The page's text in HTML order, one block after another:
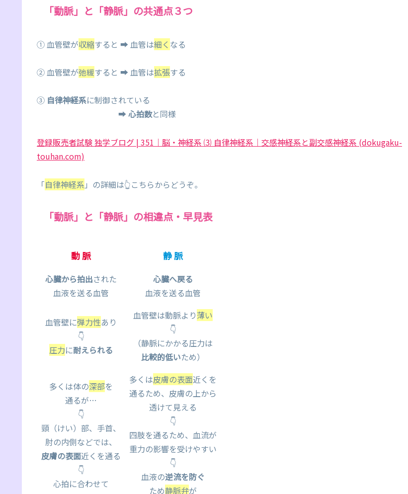
「動脈」と「静脈」の共通点３つ
① 血管壁が収縮すると ➡ 血管は細く なる
② 血管壁が弛緩すると ➡ 血管は拡張する
③ 自律神経系に制御されている
➡心拍数と同様
登録販売者試験 独学ブログ | 351｜脳・神経系 ⑶ 自律神経系｜交感神経系と副交感神経系 (dokugaku-
touhan.com)
「自律神経系 」の詳細は👆こちらからどうぞ。
「動脈」と「静脈」の相違点・早見表
動 脈 静 脈
心臓から拍出された
血液を送る血管
心臓へ戻る
血液を送る血管
血管壁に弾力性あり
👇
圧力に耐えられる
血管壁は動脈より薄い
👇
（静脈にかかる圧力は
比較的低いため）
多くは体の深部を
通るが…
👇
頸（けい）部、手首、
肘の内側などでは、
皮膚の表面近くを通る
👇
心拍に合わせて
多くは皮膚の表面近くを
通るため、皮膚の上から
透けて見える
👇
四肢を通るため、血流が
重力の影響を受けやすい
👇
血液の逆流を防ぐ
ため静脈弁が